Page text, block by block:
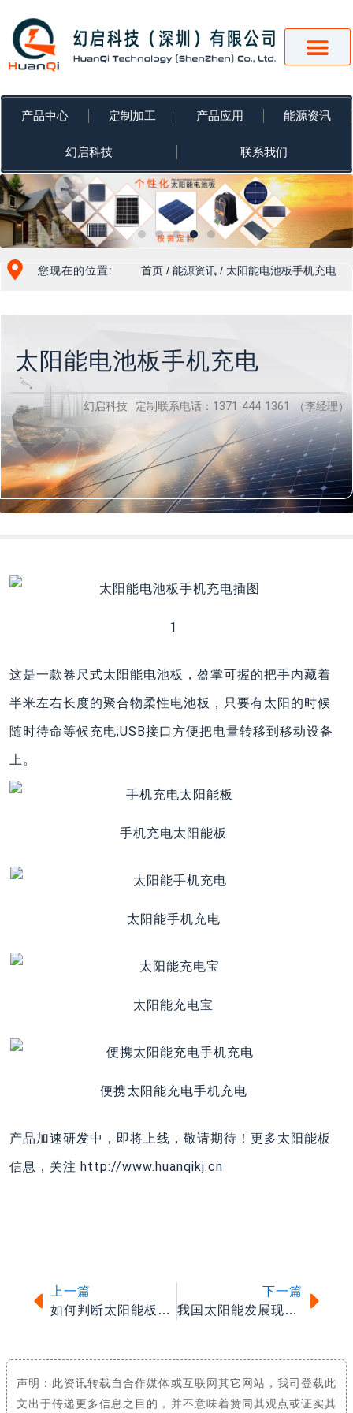
容
产品中心 定制加工 产品应用 能源资讯
幻启科技 联系我们
您现在的位置: 首页 /能源资讯 / 太阳能电池板手机充电
太阳能电池板手机充电
幻启科技 定制联系电话：1371 444 1361 （李经理）
1
这是一款卷尺式太阳能电池板，盈掌可握的把手内藏着
半米左右长度的聚合物柔性电池板，只要有太阳的时候
随时待命等候充电;USB接口方便把电量转移到移动设备
上。
手机充电太阳能板
太阳能手机充电
太阳能充电宝
便携太阳能充电手机充电
产品加速研发中，即将上线，敬请期待！更多太阳能板
信息，关注 http://www.huanqikj.cn
上一篇
如何判断太阳能板的好坏
下一篇
我国太阳能发展现状与前景
声明：此资讯转载自合作媒体或互联网其它网站，我司登载此
文出于传递更多信息之目的，并不意味着赞同其观点或证实其